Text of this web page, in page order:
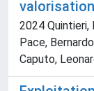
2024 Quintieri,
Pace,
Caputo,